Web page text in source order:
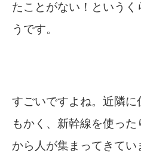
たことがない！という
うです。
すごいですよね。近隣に
もかく、新幹線を使っ
から人が集まってきてい